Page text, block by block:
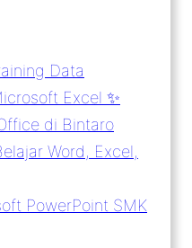
Data
Excel ✨
di Bintaro
Word, Excel,
PowerPoint SMK